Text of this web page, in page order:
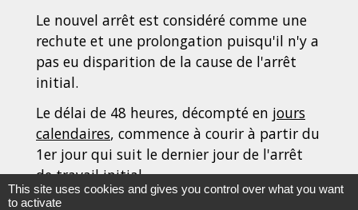
Le nouvel arrêt est considéré comme une
rechute et une prolongation puisqu'il n'y a
pas eu disparition de la cause de l'arrêt
initial.
Le délai de 48 heures, décompté en jours
calendaires, commence à courir à partir du
1er jour qui suit le dernier jour de l'arrêt
de travail initial.
This site uses cookies and gives you control over what you want
to activate